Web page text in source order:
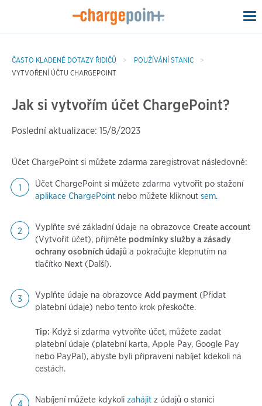
ČASTO KLADENÉ DOTAZY ŘIDIČŮ
POUŽÍVÁNÍ STANIC
VYTVOŘENÍ ÚČTU CHARGEPOINT
Jak si vytvořím účet ChargePoint?
Poslední aktualizace: 15/8/2023
Účet ChargePoint si můžete zdarma zaregistrovat následovně:
Účet ChargePoint si můžete zdarma vytvořit po stažení
aplikace ChargePoint nebo můžete kliknout sem.
Vyplňte své základní údaje na obrazovce Create account
(Vytvořit účet), přijměte podmínky služby a zásady
ochrany osobních údajů a pokračujte klepnutím na
tlačítko Next (Další).
Vyplňte údaje na obrazovce Add payment (Přidat
platební údaje) nebo tento krok přeskočte.
Tip: Když si zdarma vytvoříte účet, můžete zadat
platební údaje (platební karta, Apple Pay, Google Pay
nebo PayPal), abyste byli připraveni nabíjet kdekoli na
cestách.
Nabíjení můžete kdykoli zahájit z údajů o stanici